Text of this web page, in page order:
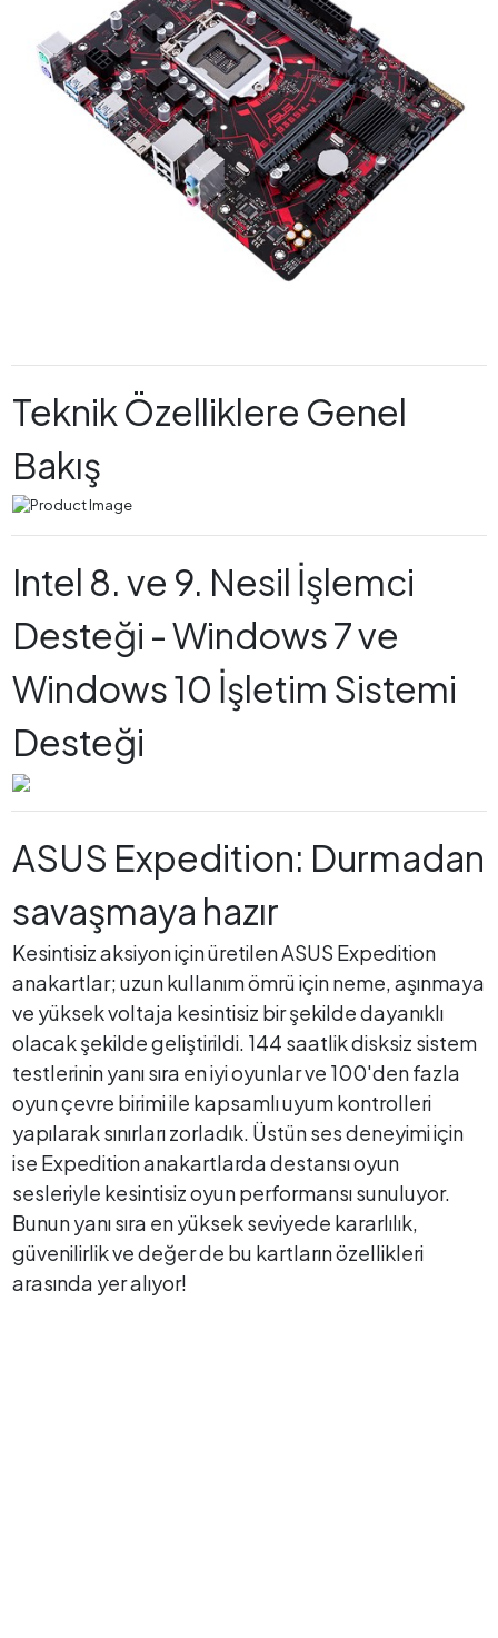
Teknik Özelliklere Genel
Bakış
Intel 8. ve 9. Nesil İşlemci
Desteği - Windows 7 ve
Windows 10 İşletim Sistemi
Desteği
ASUS Expedition: Durmadan
savaşmaya hazır
Kesintisiz aksiyon için üretilen ASUS Expedition
anakartlar; uzun kullanım ömrü için neme, aşınmaya
ve yüksek voltaja kesintisiz bir şekilde dayanıklı
olacak şekilde geliştirildi. 144 saatlik disksiz sistem
testlerinin yanı sıra en iyi oyunlar ve 100'den fazla
oyun çevre birimi ile kapsamlı uyum kontrolleri
yapılarak sınırları zorladık. Üstün ses deneyimi için
ise Expedition anakartlarda destansı oyun
sesleriyle kesintisiz oyun performansı sunuluyor.
Bunun yanı sıra en yüksek seviyede kararlılık,
güvenilirlik ve değer de bu kartların özellikleri
arasında yer alıyor!